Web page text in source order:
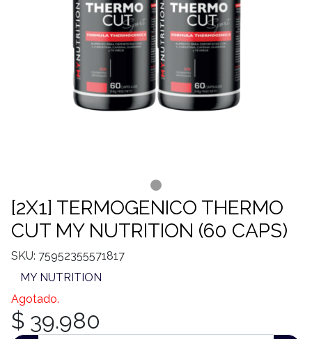
[2X1] TERMOGENICO THERMO
CUT MY NUTRITION (60 CAPS)
SKU: 75952355571817
MY NUTRITION
Agotado.
$ 39.980